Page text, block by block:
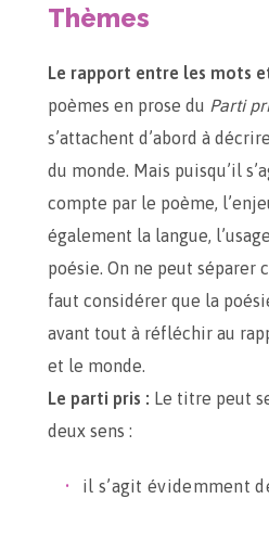
Thèmes
Le rapport entre les mots
poèmes en prose du Parti
s’attachent d’abord à
du monde. Mais puisqu’il
compte par le poème,
également la langue,
poésie. On ne peut séparer
faut considérer que la
avant tout à réfléchir au
et le monde.
Le parti pris : Le titre peut
deux sens :
il s’agit évidemment